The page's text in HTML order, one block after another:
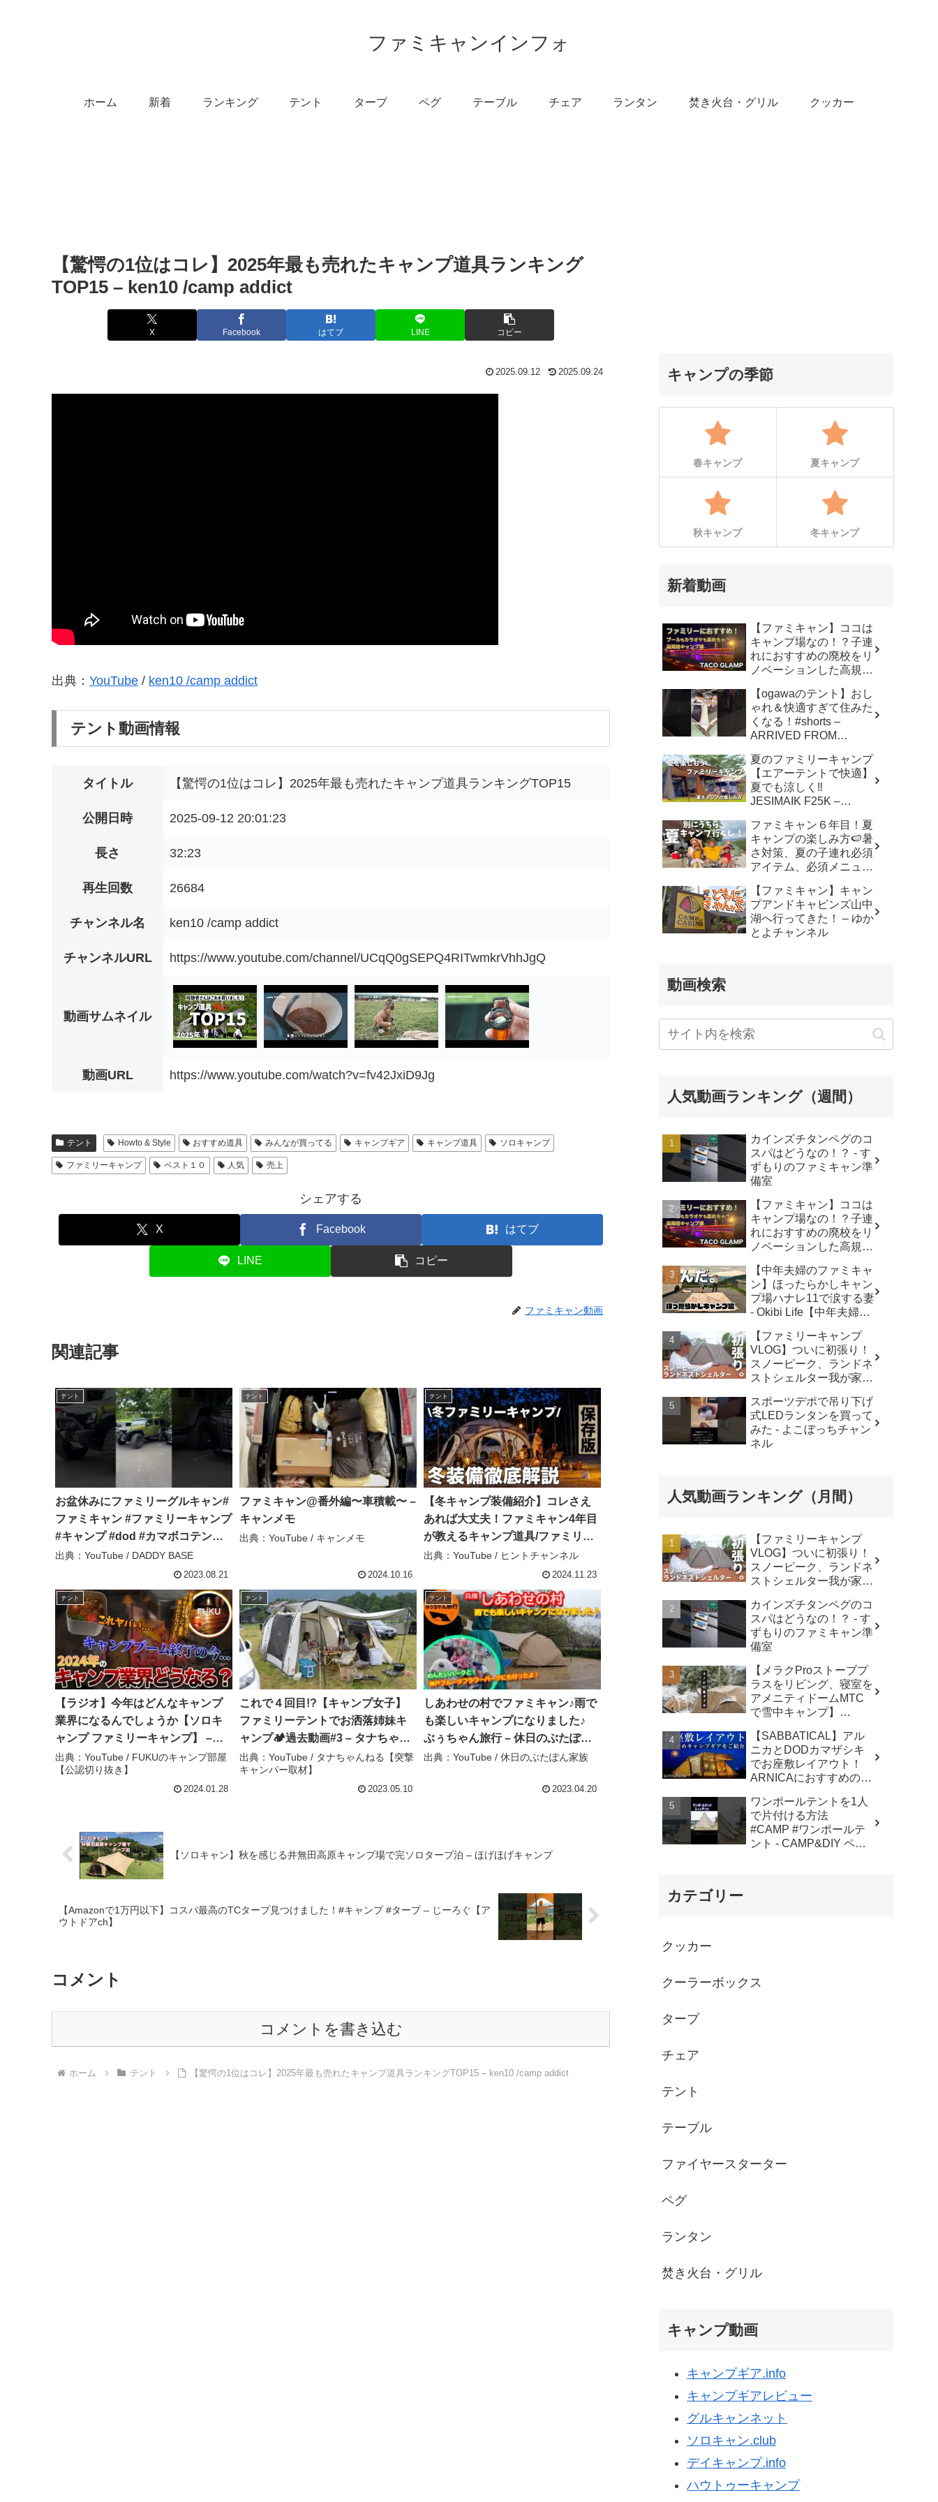
ファミキャンインフォ
ホーム 新着 ランキング テント タープ ペグ テーブル チェア ランタン 焚き火台・グリル クッカー
【驚愕の1位はコレ】2025年最も売れたキャンプ道具ランキング
TOP15 – ken10 /camp addict
X Facebook はてブ LINE コピー
2025.09.12 2025.09.24
出典： YouTube / ken10 /camp addict
テント動画情報
タイトル 【驚愕の1位はコレ】2025年最も売れたキャンプ道具ランキングTOP15
公開日時 2025-09-12 20:01:23
長さ 32:23
再生回数 26684
チャンネル名 ken10 /camp addict
チャンネルURL https://www.youtube.com/channel/UCqQ0gSEPQ4RITwmkrVhhJgQ
動画サムネイル
動画URL https://www.youtube.com/watch?v=fv42JxiD9Jg
テント Howto & Style おすすめ道具 みんなが買ってる キャンプギア キャンプ道具 ソロキャンプ
ファミリーキャンプ ベスト１０ 人気 売上
シェアする
X Facebook はてブ
LINE コピー
ファミキャン動画
関連記事
テント
お盆休みにファミリーグルキャン#
ファミキャン #ファミリーキャンプ
#キャンプ #dod #カマボコテント #
チーズタープ #アルファード #タン
ドラ #グランドキャビン #ラングラ
ー – DADDY BASE
出典：YouTube / DADDY BASE
2023.08.21
テント
ファミキャン@番外編〜車積載〜 –
キャンメモ
出典：YouTube / キャンメモ
2024.10.16
テント
【冬キャンプ装備紹介】コレさえ
あれば大丈夫！ファミキャン4年目
が教えるキャンプ道具/ファミリー
キャンプ – ヒントチャンネル
出典：YouTube / ヒントチャンネル
2024.11.23
テント
【ラジオ】今年はどんなキャンプ
業界になるんでしょうか【ソロキ
ャンプ ファミリーキャンプ】 –
FUKUのキャンプ部屋【公認切り抜
き】
出典：YouTube / FUKUのキャンプ部屋
【公認切り抜き】
2024.01.28
テント
これで４回目!?【キャンプ女子】
ファミリーテントでお洒落姉妹キ
ャンプ🏕️過去動画#3 – タナちゃん
ねる【突撃キャンパー取材】
出典：YouTube / タナちゃんねる【突撃
キャンパー取材】
2023.05.10
テント
しあわせの村でファミキャン♪雨で
も楽しいキャンプになりました♪
ぶぅちゃん旅行 – 休日のぶたぽん
家族
出典：YouTube / 休日のぶたぽん家族
2023.04.20
【ソロキャン】秋を感じる井無田高原キャンプ場で完ソロタープ泊 – ほげほげキャンプ
【Amazonで1万円以下】コスパ最高のTCタープ見つけました！#キャンプ #タープ – じーろぐ【ア
ウトドアch】
コメント
コメントを書き込む
ホーム テント 【驚愕の1位はコレ】2025年最も売れたキャンプ道具ランキングTOP15 – ken10 /camp addict
キャンプの季節
春キャンプ 夏キャンプ
秋キャンプ 冬キャンプ
新着動画
【ファミキャン】ココは
キャンプ場なの！？子連
れにおすすめの廃校をリ
ノベーションした高規格
す！ – ちいさおきゃんぷ
【ogawaのテント】おし
ゃれ＆快適すぎて住みた
くなる！#shorts –
ARRIVED FROM
夏のファミリーキャンプ
【エアーテントで快適】
夏でも涼しく‼︎
JESIMAIK F25K –
ちキャンプ
ファミキャン６年目！夏
キャンプの楽しみ方🍉暑
さ対策、夏の子連れ必須
アイテム、必須メニュー
楽しい〜 – こずちゃんネ
ル。
【ファミキャン】キャン
プアンドキャビンズ山中
湖へ行ってきた！ – ゆか
とよチャンネル
動画検索
人気動画ランキング（週間）
カインズチタンペグのコ
スパはどうなの！？ - す
ずもりのファミキャン準
備室
【ファミキャン】ココは
キャンプ場なの！？子連
れにおすすめの廃校をリ
ノベーションした高規格
す！ - ちいさおきゃんぷ
【中年夫婦のファミキャ
ン】ほったらかしキャン
プ場ハナレ11で涙する妻
- Okibi Life【中年夫婦の
【ファミリーキャンプ
VLOG】ついに初張り！
スノーピーク、ランドネ
ストシェルター我が家で
アビルキャンプリゾート
那須／LUMIX S5IIX - パ
パハキット アウトドア
VLOG
スポーツデポで吊り下げ
式LEDランタンを買って
みた - よこぼっちチャン
ネル
人気動画ランキング（月間）
【ファミリーキャンプ
VLOG】ついに初張り！
スノーピーク、ランドネ
ストシェルター我が家で
アビルキャンプリゾート
那須／LUMIX S5IIX - パ
パハキット アウトドア
VLOG
カインズチタンペグのコ
スパはどうなの！？ - す
ずもりのファミキャン準
備室
【メラクProストーブプ
ラスをリビング、寝室を
アメニティドームMTC
で雪中キャンプ】
#snowpeak - 坊主キャン
パー@キンボウズ
【SABBATICAL】アル
ニカとDODカマザシキ
でお座敷レイアウト！
ARNICAにおすすめのキ
キャンプ - SOTOASOBI
ワンポールテントを1人
で片付ける方法
#CAMP #ワンポールテ
ント - CAMP&DIY ペグ
カテゴリー
クッカー
クーラーボックス
タープ
チェア
テント
テーブル
ファイヤースターター
ペグ
ランタン
焚き火台・グリル
キャンプ動画
キャンプギア.info
キャンプギアレビュー
グルキャンネット
ソロキャン.club
デイキャンプ.info
ハウトゥーキャンプ